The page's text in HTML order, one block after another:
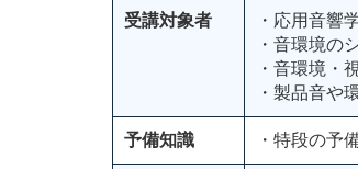
受講対象者
・応用音響
・音環境の
・音環境・
・製品音や
予備知識 ・特段の予